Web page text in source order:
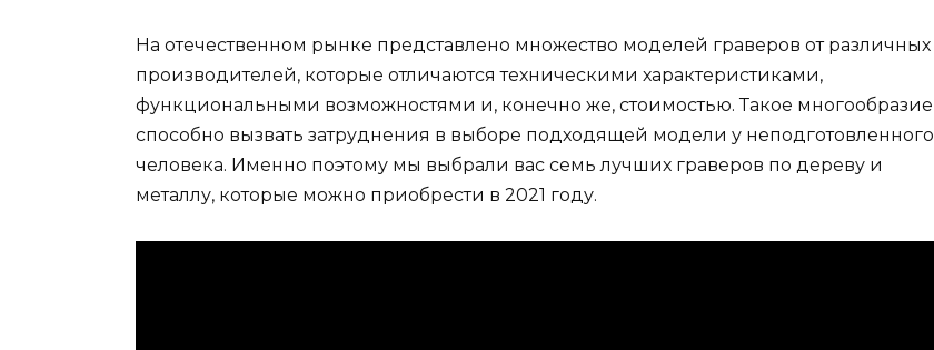
На отечественном рынке представлено множество моделей граверов от различных
производителей, которые отличаются техническими характеристиками,
функциональными возможностями и, конечно же, стоимостью. Такое многообразие
способно вызвать затруднения в выборе подходящей модели у неподготовленного
человека. Именно поэтому мы выбрали вас семь лучших граверов по дереву и
металлу, которые можно приобрести в 2021 году.